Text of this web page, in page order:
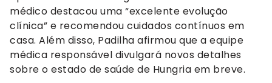
médico destacou uma “excelente evolução
clínica” e recomendou cuidados contínuos em
casa. Além disso, Padilha afirmou que a equipe
médica responsável divulgará novos detalhes
sobre o estado de saúde de Hungria em breve.